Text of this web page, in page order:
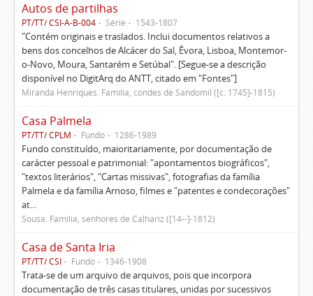
Autos de partilhas
PT/TT/ CSI-A-B-004 Série 1543-1807
"Contém originais e traslados. Inclui documentos relativos a
bens dos concelhos de Alcácer do Sal, Évora, Lisboa, Montemor-
o-Novo, Moura, Santarém e Setúbal". [Segue-se a descrição
disponível no DigitArq do ANTT, citado em "Fontes"]
Miranda Henriques. Família, condes de Sandomil ([c. 1745]-1815)
Casa Palmela
PT/TT/ CPLM Fundo 1286-1989
Fundo constituído, maioritariamente, por documentação de
carácter pessoal e patrimonial: "apontamentos biográficos",
"textos literários", "Cartas missivas", fotografias da família
Palmela e da família Arnoso, filmes e "patentes e condecorações"
at...
Sousa. Família, senhores de Calhariz ([14--]-1812)
Casa de Santa Iria
PT/TT/ CSI Fundo 1346-1908
Trata-se de um arquivo de arquivos, pois que incorpora
documentação de três casas titulares, unidas por sucessivos